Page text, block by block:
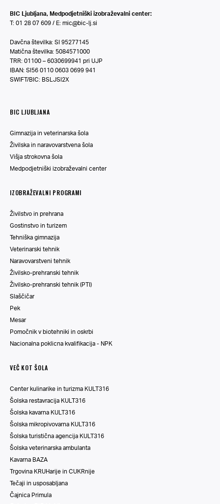
BIC Ljubljana, Medpodjetniški izobraževalni center:
T: 01 28 07 609 / E: mic@bic-lj.si
Davčna številka: SI 95277145
Matična številka: 5084571000
TRR: 01100 – 6030699941 pri UJP
IBAN: SI56 0110 0603 0699 941
SWIFT/BIC: BSLJSI2X
BIC LJUBLJANA
Gimnazija in veterinarska šola
Živilska in naravovarstvena šola
Višja strokovna šola
Medpodjetniški izobraževalni center
IZOBRAŽEVALNI PROGRAMI
Živilstvo in prehrana
Gostinstvo in turizem
Tehniška gimnazija
Veterinarski tehnik
Naravovarstveni tehnik
Živilsko-prehranski tehnik
Živilsko-prehranski tehnik (PTI)
Slaščičar
Pek
Mesar
Pomočnik v biotehniki in oskrbi
Nacionalna poklicna kvalifikacija - NPK
VEČ KOT ŠOLA
Center kulinarike in turizma KULT316
Šolska restavracija KULT316
Šolska kavarna KULT316
Šolska mikropivovarna KULT316
Šolska turistična agencija KULT316
Šolska veterinarska ambulanta
Kavarna BAZA
Trgovina KRUHarije in CUKRnije
Tečaji in usposabljana
Čajnica Primula